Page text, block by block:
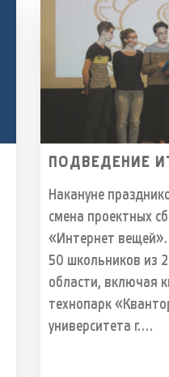
ПОДВЕДЕНИЕ
Накануне
смена проектных
«Интернет вещей».
50 школьников из
области, включая
технопарк
университета г.…